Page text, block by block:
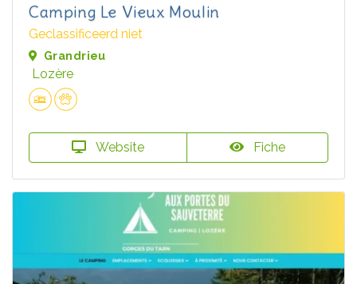
Camping Le Vieux Moulin
Geclassificeerd niet
Grandrieu
Lozère
Website Fiche